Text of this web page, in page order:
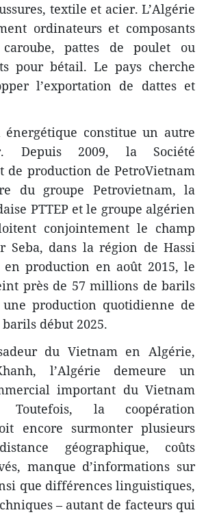
textile et acier. L’Algérie
ordinateurs et composants
caroube, pattes de poulet ou
pour bétail. Le pays cherche
l’exportation de dattes et
énergétique constitue un autre
Depuis 2009, la Société
de production de PetroVietnam
du groupe Petrovietnam, la
PTTEP et le groupe algérien
conjointement le champ
Seba, dans la région de Hassi
en production en août 2015, le
près de 57 millions de barils
production quotidienne de
barils début 2025.
du Vietnam en Algérie,
l’Algérie demeure un
important du Vietnam
la coopération
encore surmonter plusieurs
géographique, coûts
manque d’informations sur
que différences linguistiques,
– autant de facteurs qui